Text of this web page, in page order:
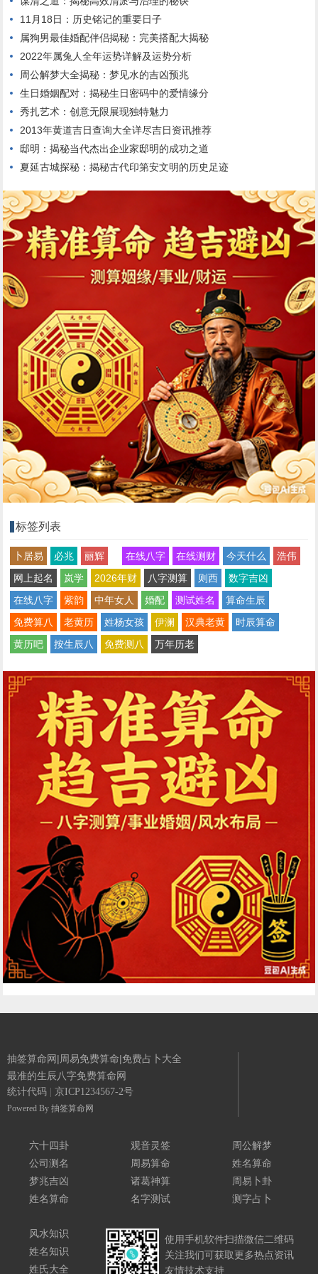
11月18日：历史铭记的重要日子
属狗男最佳婚配伴侣揭秘：完美搭配大揭秘
2022年属兔人全年运势详解及运势分析
周公解梦大全揭秘：梦见水的吉凶预兆
生日婚姻配对：揭秘生日密码中的爱情缘分
秀扎艺术：创意无限展现独特魅力
2013年黄道吉日查询大全详尽吉日资讯推荐
邸明：揭秘当代杰出企业家邸明的成功之道
夏延古城探秘：揭秘古代印第安文明的历史足迹
标签列表
卜居易 必兆 丽辉 在线八字 在线测财 今天什么
浩伟
网上起名
岚学 2026年财 八字测算 则西
数字吉凶
在线八字
紫韵 中年女人 婚配 测试姓名
算命生辰
免费算八
老黄历 姓杨女孩 伊澜 汉典老黄
时辰算命
黄历吧
按生辰八 免费测八 万年历老
抽签算命网|周易免费算命|免费占卜大全
最准的生辰八字免费算命网
统计代码 京ICP1234567-2号
Powered By 抽签算命网
六十四卦
公司测名
梦兆吉凶
姓名算命
观音灵签
周易算命
诸葛神算
名字测试
周公解梦
姓名算命
周易卜卦
测字占卜
风水知识
姓名知识
姓氏大全
使用手机软件扫描微信二维码
关注我们可获取更多热点资讯
友情技术支持